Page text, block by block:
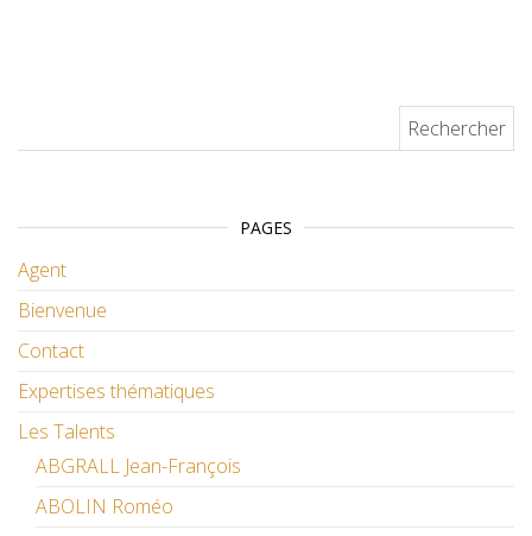
PAGES
Agent
Bienvenue
Contact
Expertises thématiques
Les Talents
ABGRALL Jean-François
ABOLIN Roméo